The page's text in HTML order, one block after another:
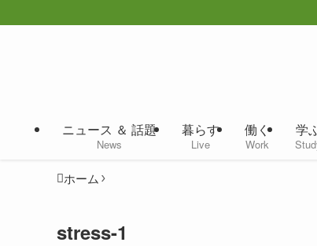
ニュース ＆ 話題
News
暮らす
Live
働く
Work
学
ホーム
stress-1